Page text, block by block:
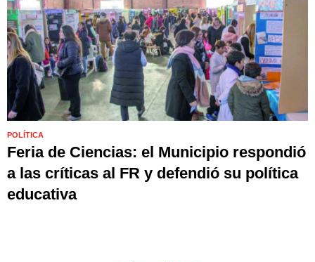
POLÍTICA
Feria de Ciencias: el Municipio respondió
a las críticas al FR y defendió su política
educativa